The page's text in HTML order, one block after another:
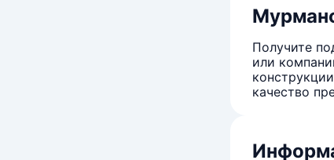
Получите
или
качество